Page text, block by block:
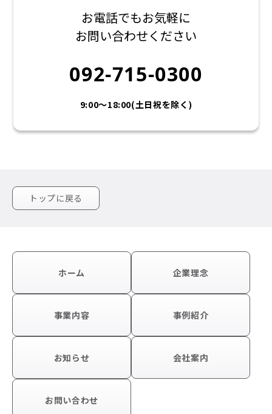
お電話でもお気軽に
お問い合わせください
092-715-0300
9:00〜18:00(土日祝を除く)
トップに戻る
ホーム 企業理念
事業内容 事例紹介
お知らせ 会社案内
お問い合わせ